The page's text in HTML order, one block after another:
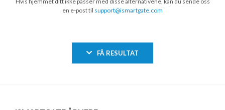
en e-post til support@ismartgate.com
FÅ RESULTAT